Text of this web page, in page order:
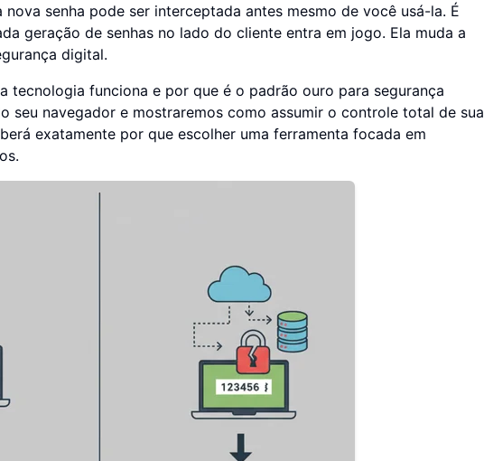
senha pode ser interceptada antes mesmo de você usá-la. É
geração de senhas no lado do cliente entra em jogo. Ela muda a
digital.
tecnologia funciona e por que é o padrão ouro para segurança
seu navegador e mostraremos como assumir o controle total de sua
exatamente por que escolher uma ferramenta focada em